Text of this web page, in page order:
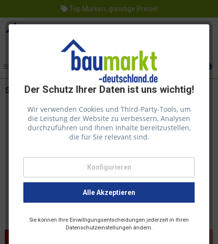
Top Marken, günstige Preise!
Der Schutz Ihrer Daten ist uns wichtig!
Wir verwenden Cookies und Third-Party-Tools, um
die Leistung der Website zu verbessern, Analysen
durchzuführen und Ihnen Inhalte bereitzustellen,
die für Sie relevant sind.
Konfigurieren
Alle Akzeptieren
Sie können Ihre Einwilligungsentscheidungen jederzeit in Ihren
Datenschutzeinstellungen ändern.
Saicos Holzlasur 0086 Eiche Transparent 2,5l